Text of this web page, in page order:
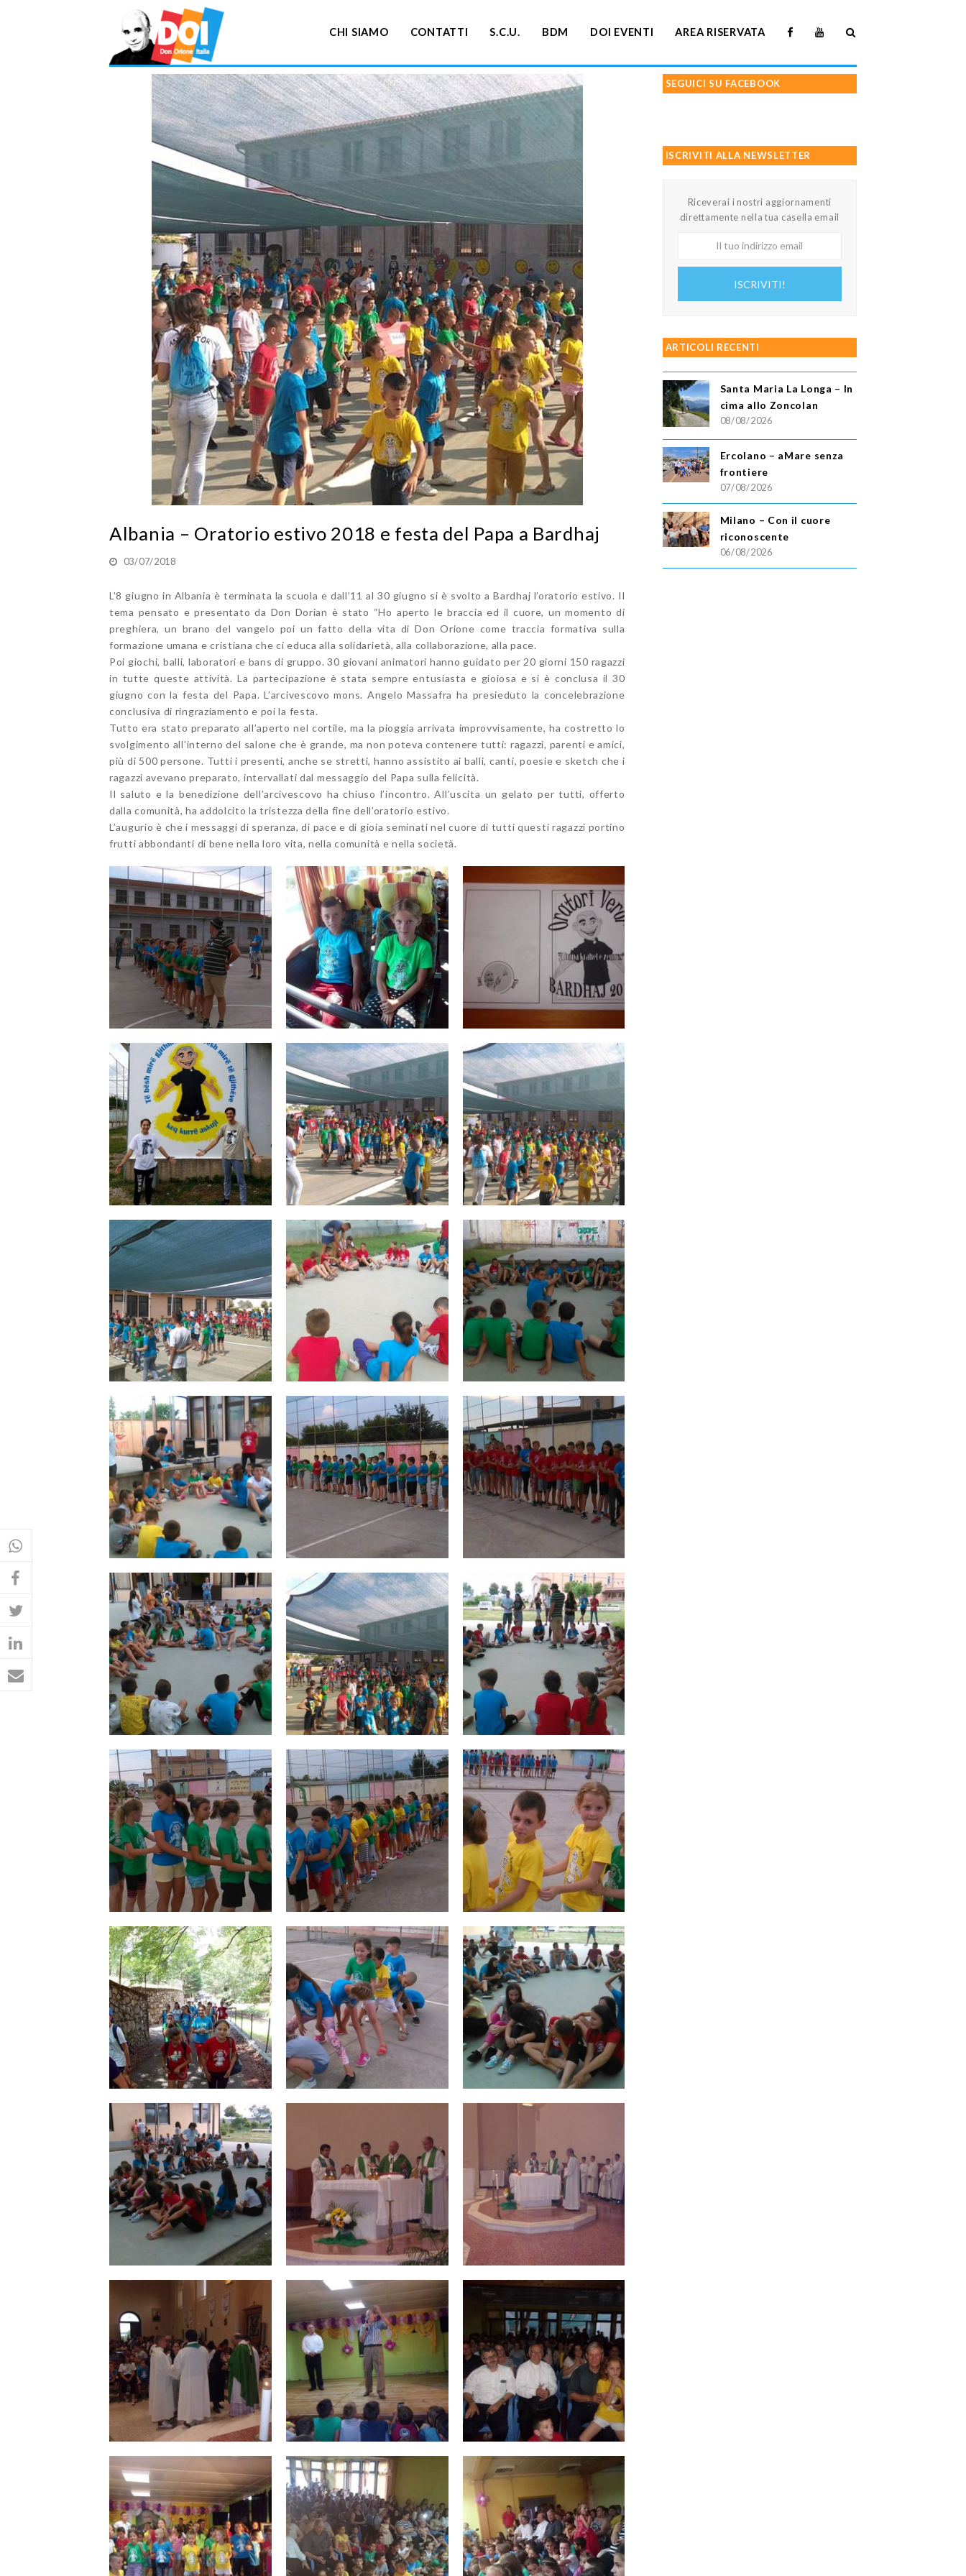
CHI SIAMO CONTATTI S.C.U. BDM DOI EVENTI AREA RISERVATA
Albania – Oratorio estivo 2018 e festa del Papa a Bardhaj
03/07/2018
L’8 giugno in Albania è terminata la scuola e dall’11 al 30 giugno si è svolto a Bardhaj l’oratorio estivo. Il
tema pensato e presentato da Don Dorian è stato “Ho aperto le braccia ed il cuore, un momento di
preghiera, un brano del vangelo poi un fatto della vita di Don Orione come traccia formativa sulla
formazione umana e cristiana che ci educa alla solidarietà, alla collaborazione, alla pace.
Poi giochi, balli, laboratori e bans di gruppo. 30 giovani animatori hanno guidato per 20 giorni 150 ragazzi
in tutte queste attività. La partecipazione è stata sempre entusiasta e gioiosa e si è conclusa il 30
giugno con la festa del Papa. L’arcivescovo mons. Angelo Massafra ha presieduto la concelebrazione
conclusiva di ringraziamento e poi la festa.
Tutto era stato preparato all’aperto nel cortile, ma la pioggia arrivata improvvisamente, ha costretto lo
svolgimento all’interno del salone che è grande, ma non poteva contenere tutti: ragazzi, parenti e amici,
più di 500 persone. Tutti i presenti, anche se stretti, hanno assistito ai balli, canti, poesie e sketch che i
ragazzi avevano preparato, intervallati dal messaggio del Papa sulla felicità.
Il saluto e la benedizione dell’arcivescovo ha chiuso l’incontro. All’uscita un gelato per tutti, offerto
dalla comunità, ha addolcito la tristezza della fine dell’oratorio estivo.
L’augurio è che i messaggi di speranza, di pace e di gioia seminati nel cuore di tutti questi ragazzi portino
frutti abbondanti di bene nella loro vita, nella comunità e nella società.
SEGUICI SU FACEBOOK
ISCRIVITI ALLA NEWSLETTER
Riceverai i nostri aggiornamenti
direttamente nella tua casella email
ISCRIVITI!
ARTICOLI RECENTI
Santa Maria La Longa – In
cima allo Zoncolan
08/08/2026
Ercolano – aMare senza
frontiere
07/08/2026
Milano – Con il cuore
riconoscente
06/08/2026